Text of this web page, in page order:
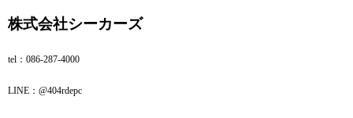
株式会社シーカーズ
tel：086‐287‐4000
LINE：@404rdepc